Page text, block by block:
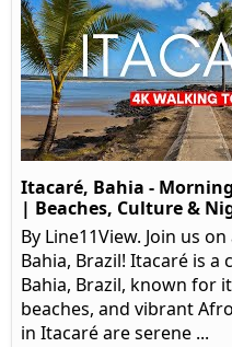
Itacaré, Bahia -
| Beaches, Culture &
By Line11View. Join us
Bahia, Brazil! Itacaré is
Bahia, Brazil, known for
beaches, and vibrant
in Itacaré are serene ...